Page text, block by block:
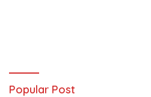
Popular Post